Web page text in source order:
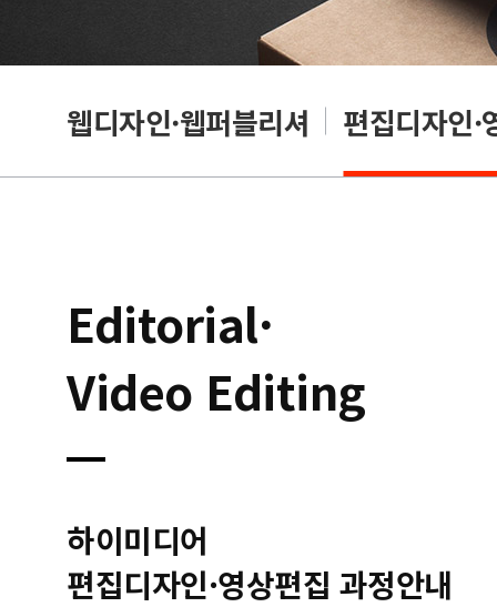
웹디자인·웹퍼블리셔 편집디자인·
Editorial·
Video Editing
하이미디어
편집디자인·영상편집 과정안내